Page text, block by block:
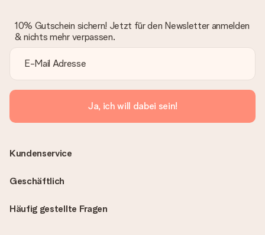
10% Gutschein sichern! Jetzt für den Newsletter anmelden
& nichts mehr verpassen.
Ja, ich will dabei sein!
Häufig gestellte Fragen
Kundenservice
Geschäftlich